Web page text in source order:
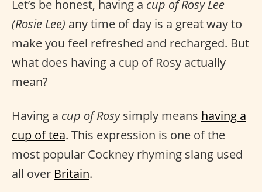
Let’s be honest, having a cup of Rosy Lee
(Rosie Lee) any time of day is a great way to
make you feel refreshed and recharged. But
what does having a cup of Rosy actually
mean?
Having a cup of Rosysimply means having a
cup of tea. This expression is one of the
most popular Cockney rhyming slang used
all over Britain.